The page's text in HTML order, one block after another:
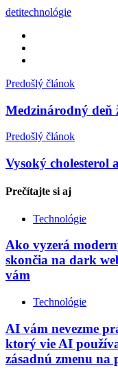
detitechnológie
Predošlý článok
Medzinárodný deň
Predošlý článok
Vysoký cholesterol
Prečítajte si aj
Technológie
Ako vyzerá
skončia na dark
vám
Technológie
AI vám nevezme
ktorý vie AI
zásadnú zmenu na